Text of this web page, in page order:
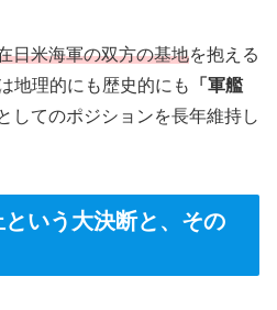
日米海軍の双方の基地を抱える
地理的にも歴史的にも
「軍艦
してのポジションを長年維持し
いう大決断と、その